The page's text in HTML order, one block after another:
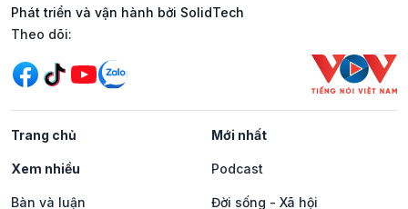
Phát triển và vận hành bởi SolidTech
Mạng xã hội
Theo dõi:
Trang chủ Mới nhất
Xem nhiều Podcast
Bàn và luận Đời sống - Xã hội